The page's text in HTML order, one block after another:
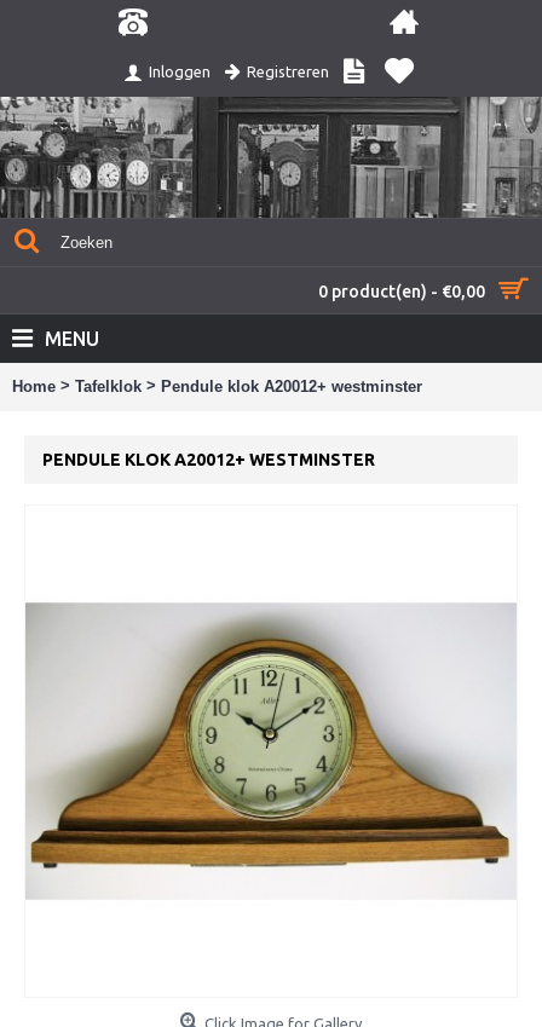
Inloggen Registreren
0 product(en) - €0,00
MENU
Home > Tafelklok > Pendule klok A20012+ westminster
PENDULE KLOK A20012+ WESTMINSTER
Click Image for Gallery